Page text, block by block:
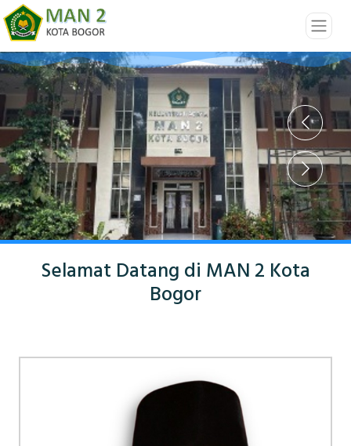
Selamat Datang di MAN 2 Kota
Bogor